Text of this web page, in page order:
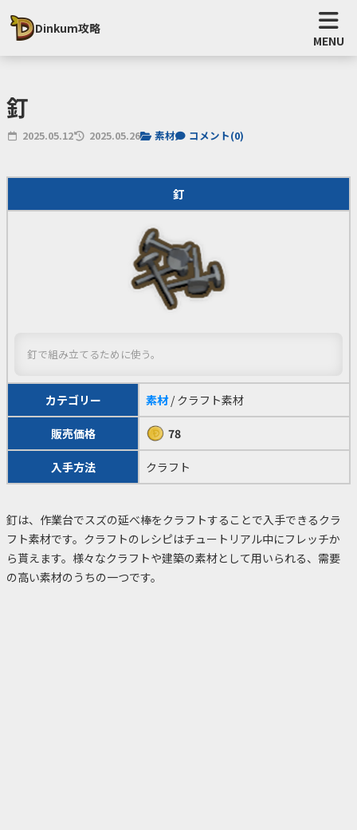
Dinkum攻略
MENU
釘
2025.05.12 2025.05.26 素材 コメント(0)
釘
釘で組み立てるために使う。
カテゴリー 素材/ クラフト素材
販売価格 78
入手方法 クラフト
釘は、作業台でスズの延べ棒をクラフトすることで入手できるクラ
フト素材です。クラフトのレシピはチュートリアル中にフレッチか
ら貰えます。様々なクラフトや建築の素材として用いられる、需要
の高い素材のうちの一つです。